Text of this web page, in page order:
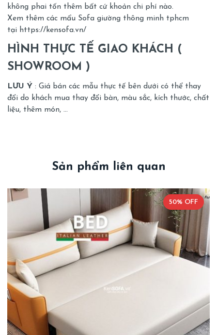
không phai tốn thêm bất cứ khoản chi phí nào.
Xem thêm các mẩu Sofa giường thông minh tphcm
tại https://kensofa.vn/
HÌNH THỰC TẾ GIAO KHÁCH (
SHOWROOM )
LƯU Ý : Giá bán các mẫu thực tế bên dưới có thể thay
đổi do khách mua thay đổi bàn, màu sắc, kích thước, chất
liệu, thêm món, …
Sản phẩm liên quan
50% OFF